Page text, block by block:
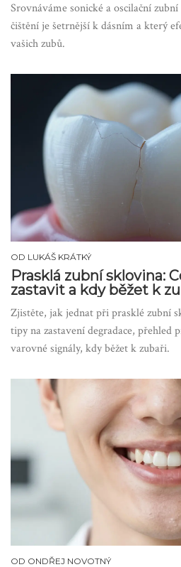
Srovnáváme sonické a oscilační
čištění je šetrnější k dásním a který
vašich zubů.
OD LUKÁŠ KRÁTKÝ
Prasklá zubní sklovina:
zastavit a kdy běžet k
Zjistěte, jak jednat při prasklé zubní
tipy na zastavení degradace, přehled
varovné signály, kdy běžet k zubaři.
OD ONDŘEJ NOVOTNÝ